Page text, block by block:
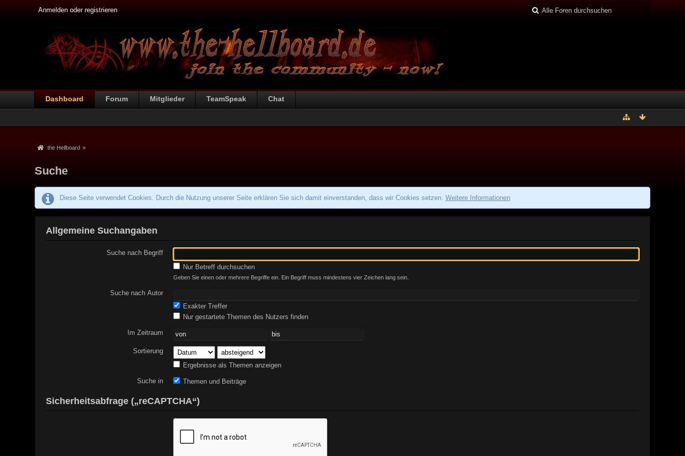
Anmelden oder registrieren
Dashboard Forum Mitglieder TeamSpeak Chat
the Hellboard »
Suche
Diese Seite verwendet Cookies. Durch die Nutzung unserer Seite erklären Sie sich damit einverstanden, dass wir Cookies setzen. Weitere Informationen
Allgemeine Suchangaben
Suche nach Begriff
Nur Betreff durchsuchen
Geben Sie einen oder mehrere Begriffe ein. Ein Begriff muss mindestens vier Zeichen lang sein.
Suche nach Autor
Exakter Treffer
Nur gestartete Themen des Nutzers finden
Im Zeitraum
Sortierung
Ergebnisse als Themen anzeigen
Suche in Themen und Beiträge
Sicherheitsabfrage („reCAPTCHA“)